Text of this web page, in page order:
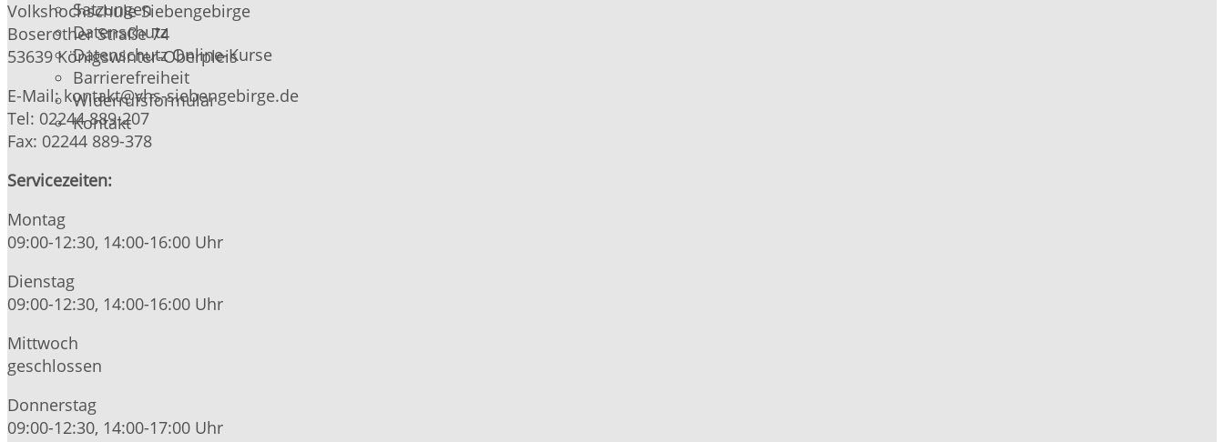
Satzungen
Datenschutz
Datenschutz Online-Kurse
Barrierefreiheit
Widerrufsformular
Kontakt
Volkshochschule Siebengebirge
Boserother Straße 74
53639 Königswinter-Oberpleis
E-Mail: kontakt@vhs-siebengebirge.de
Tel: 02244 889-207
Fax: 02244 889-378
Servicezeiten:
Montag
09:00-12:30, 14:00-16:00 Uhr
Dienstag
09:00-12:30, 14:00-16:00 Uhr
Mittwoch
geschlossen
Donnerstag
09:00-12:30, 14:00-17:00 Uhr